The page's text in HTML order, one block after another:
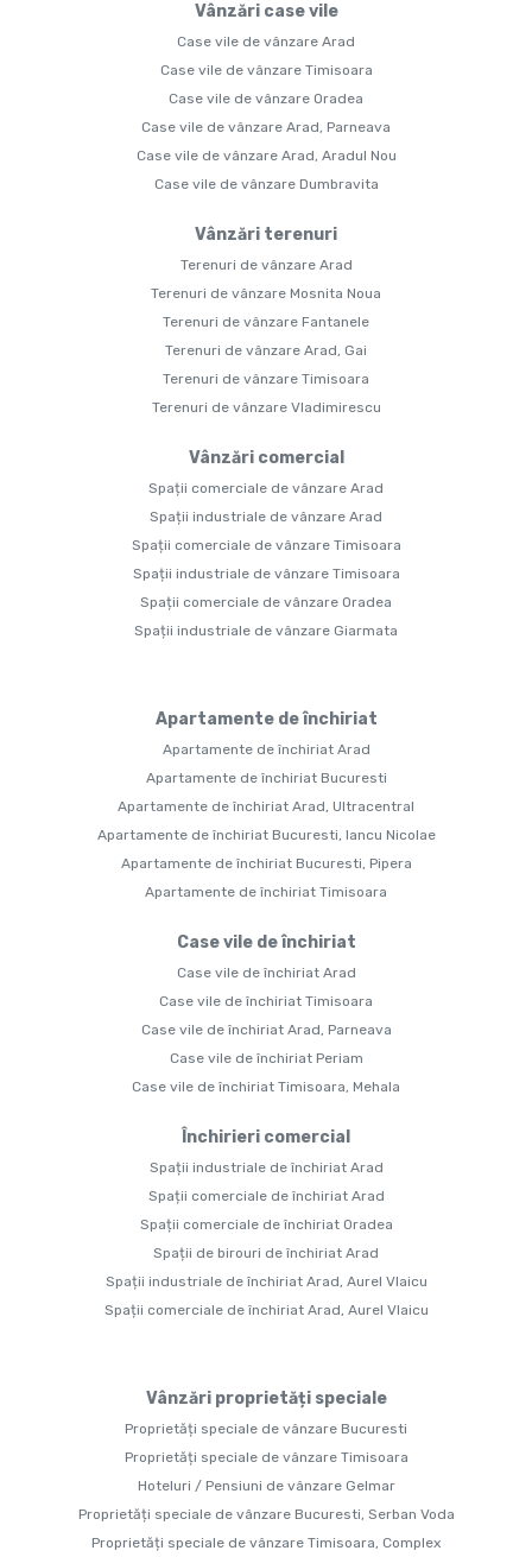
Vânzări case vile
Case vile de vânzare Arad
Case vile de vânzare Timisoara
Case vile de vânzare Oradea
Case vile de vânzare Arad, Parneava
Case vile de vânzare Arad, Aradul Nou
Case vile de vânzare Dumbravita
Vânzări terenuri
Terenuri de vânzare Arad
Terenuri de vânzare Mosnita Noua
Terenuri de vânzare Fantanele
Terenuri de vânzare Arad, Gai
Terenuri de vânzare Timisoara
Terenuri de vânzare Vladimirescu
Vânzări comercial
Spații comerciale de vânzare Arad
Spații industriale de vânzare Arad
Spații comerciale de vânzare Timisoara
Spații industriale de vânzare Timisoara
Spații comerciale de vânzare Oradea
Spații industriale de vânzare Giarmata
Apartamente de închiriat
Apartamente de închiriat Arad
Apartamente de închiriat Bucuresti
Apartamente de închiriat Arad, Ultracentral
Apartamente de închiriat Bucuresti, Iancu Nicolae
Apartamente de închiriat Bucuresti, Pipera
Apartamente de închiriat Timisoara
Case vile de închiriat
Case vile de închiriat Arad
Case vile de închiriat Timisoara
Case vile de închiriat Arad, Parneava
Case vile de închiriat Periam
Case vile de închiriat Timisoara, Mehala
Închirieri comercial
Spații industriale de închiriat Arad
Spații comerciale de închiriat Arad
Spații comerciale de închiriat Oradea
Spații de birouri de închiriat Arad
Spații industriale de închiriat Arad, Aurel Vlaicu
Spații comerciale de închiriat Arad, Aurel Vlaicu
Vânzări proprietăți speciale
Proprietăți speciale de vânzare Bucuresti
Proprietăți speciale de vânzare Timisoara
Hoteluri / Pensiuni de vânzare Gelmar
Proprietăți speciale de vânzare Bucuresti, Serban Voda
Proprietăți speciale de vânzare Timisoara, Complex